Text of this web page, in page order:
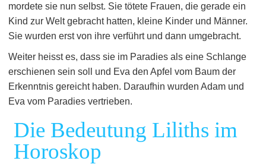
mordete sie nun selbst. Sie tötete Frauen, die gerade ein
Kind zur Welt gebracht hatten, kleine Kinder und Männer.
Sie wurden erst von ihre verführt und dann umgebracht.
Weiter heisst es, dass sie im Paradies als eine Schlange
erschienen sein soll und Eva den Apfel vom Baum der
Erkenntnis gereicht haben. Daraufhin wurden Adam und
Eva vom Paradies vertrieben.
Die Bedeutung Liliths im
Horoskop